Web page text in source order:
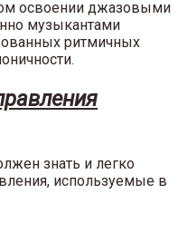
освоении джазовыми
музыкантами
ритмичных
знать и легко
используемые в